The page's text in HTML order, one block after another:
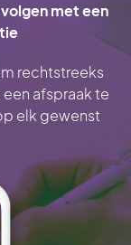
met een
rechtstreeks
afspraak te
elk gewenst